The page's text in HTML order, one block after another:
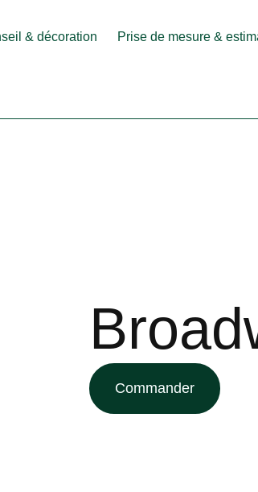
& décoration Prise de mesure &
Commander